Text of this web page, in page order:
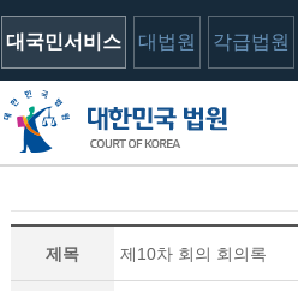
대국민서비스 대법원 각급법원
제목 제10차 회의 회의록